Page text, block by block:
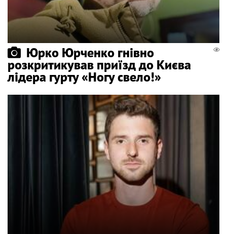
Юрко Юрченко гнівно
розкритикував приїзд до Києва
лідера гурту «Ногу свело!»